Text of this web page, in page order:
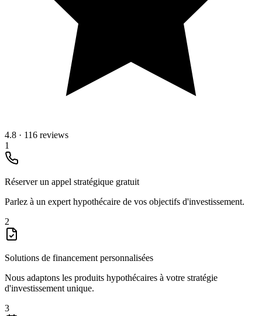
4.8 · 116 reviews
1
Réserver un appel stratégique gratuit
Parlez à un expert hypothécaire de vos objectifs d'investissement.
2
Solutions de financement personnalisées
Nous adaptons les produits hypothécaires à votre stratégie
d'investissement unique.
3